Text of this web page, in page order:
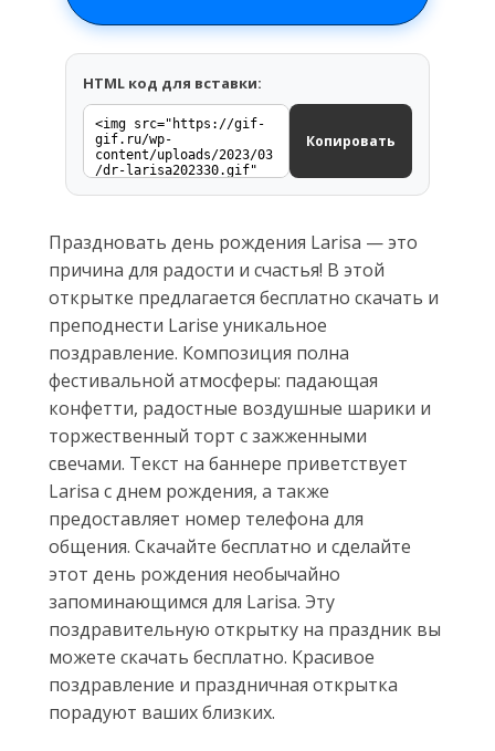
HTML код для вставки:
Копировать
Праздновать день рождения Larisa — это
причина для радости и счастья! В этой
открытке предлагается бесплатно скачать и
преподнести Larise уникальное
поздравление. Композиция полна
фестивальной атмосферы: падающая
конфетти, радостные воздушные шарики и
торжественный торт с зажженными
свечами. Текст на баннере приветствует
Larisa с днем рождения, а также
предоставляет номер телефона для
общения. Скачайте бесплатно и сделайте
этот день рождения необычайно
запоминающимся для Larisa. Эту
поздравительную открытку на праздник вы
можете скачать бесплатно. Красивое
поздравление и праздничная открытка
порадуют ваших близких.